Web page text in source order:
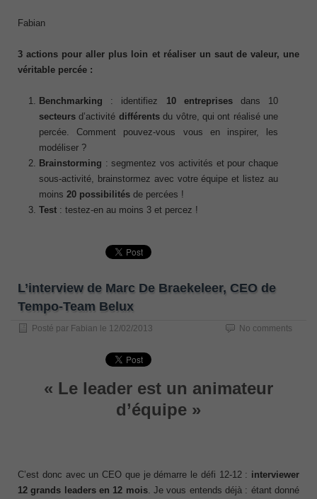
Fabian
3 actions pour aller plus loin et réaliser un saut de valeur, une
véritable percée :
Benchmarking : identifiez 10 entreprisesdans 10
secteurs d’activité différentsdu vôtre, qui ont réalisé une
percée. Comment pouvez-vous vous en inspirer, les
modéliser ?
Brainstorming : segmentez vos activités et pour chaque
sous-activité, brainstormez avec votre équipe et listez au
moins 20 possibilités de percées !
Test : testez-en au moins 3 et percez !
L’interview de Marc De Braekeleer, CEO de
Tempo-Team Belux
Posté par Fabian le 12/02/2013 No comments
« Le leader est un animateur
d’équipe »
C’est donc avec un CEO que je démarre le défi 12-12 : interviewer
12 grands leaders en 12 mois. Je vous entends déjà : étant donné